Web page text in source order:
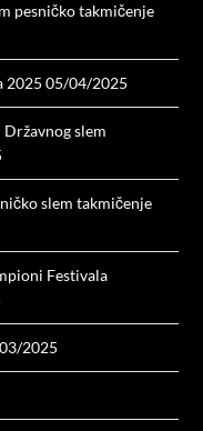
pesničko takmičenje
2025 05/04/2025
slem
slem takmičenje
Festivala
2025